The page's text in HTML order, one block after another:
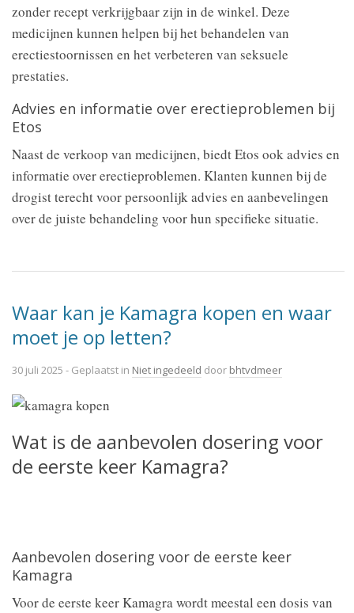
zonder recept verkrijgbaar zijn in de winkel. Deze
medicijnen kunnen helpen bij het behandelen van
erectiestoornissen en het verbeteren van seksuele
prestaties.
Advies en informatie over erectieproblemen bij
Etos
Naast de verkoop van medicijnen, biedt Etos ook advies en
informatie over erectieproblemen. Klanten kunnen bij de
drogist terecht voor persoonlijk advies en aanbevelingen
over de juiste behandeling voor hun specifieke situatie.
Waar kan je Kamagra kopen en waar
moet je op letten?
30 juli 2025 - Geplaatst in Niet ingedeeld door bhtvdmeer
Wat is de aanbevolen dosering voor
de eerste keer Kamagra?
Aanbevolen dosering voor de eerste keer
Kamagra
Voor de eerste keer Kamagra wordt meestal een dosis van